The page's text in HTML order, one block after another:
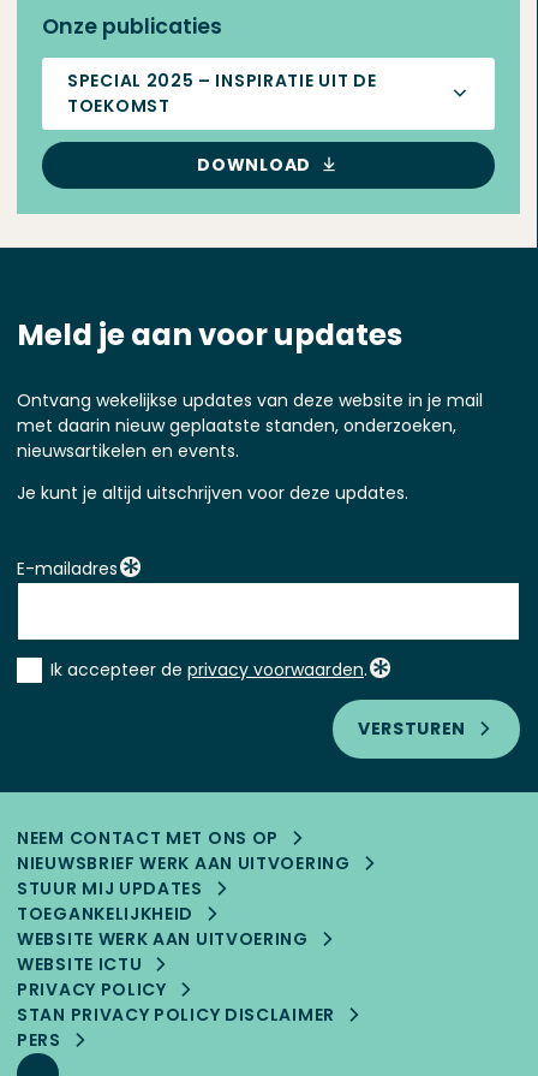
Onze publicaties
SPECIAL 2025 – INSPIRATIE UIT DE
TOEKOMST
DOWNLOAD
Meld je aan voor updates
Ontvang wekelijkse updates van deze website in je mail
met daarin nieuw geplaatste standen, onderzoeken,
nieuwsartikelen en events.
Je kunt je altijd uitschrijven voor deze updates.
E-mailadres
Instemming
Ik accepteer de privacy voorwaarden.
VERSTUREN
NEEM CONTACT MET ONS OP
NIEUWSBRIEF WERK AAN UITVOERING
STUUR MIJ UPDATES
TOEGANKELIJK­HEID
WEBSITE WERK AAN UITVOERING
WEBSITE ICTU
PRIVACY POLICY
STAN PRIVACY POLICY DISCLAIMER
PERS